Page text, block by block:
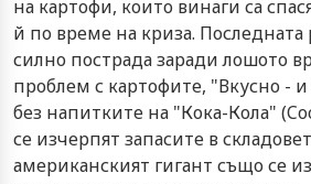
на картофи, които винаги са
й по време на криза. Последната
силно пострада заради лошото
проблем с картофите, "Вкусно -
без напитките на "Кока-Кола"
се изчерпят запасите в
американският гигант също се